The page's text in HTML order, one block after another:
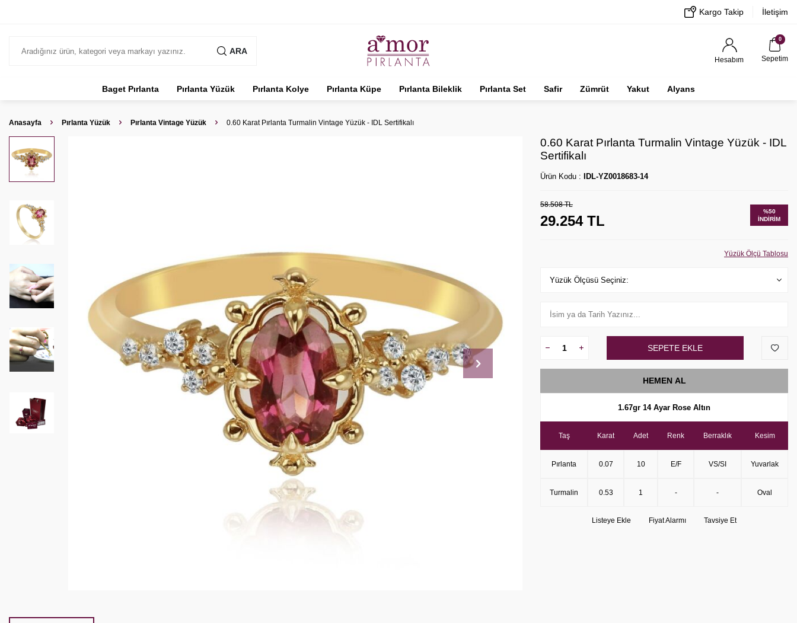
Kargo Takip İletişim
ARA
Hesabım
0
Sepetim
Baget Pırlanta Pırlanta Yüzük Pırlanta Kolye Pırlanta Küpe Pırlanta Bileklik Pırlanta Set Safir Zümrüt Yakut Alyans
Anasayfa Pırlanta Yüzük Pırlanta Vintage Yüzük 0.60 Karat Pırlanta Turmalin Vintage Yüzük - IDL Sertifikalı
0.60 Karat Pırlanta Turmalin Vintage Yüzük - IDL
Sertifikalı
Ürün Kodu : IDL-YZ0018683-14
58.508TL
29.254TL
%50
İNDIRIM
Yüzük Ölçü Tablosu
SEPETE EKLE
HEMEN AL
1.67gr 14 Ayar Rose Altın
Taş
Pırlanta
Turmalin
Karat
0.07
0.53
Adet
10
1
Renk
E/F
-
Berraklık
VS/SI
-
Kesim
Yuvarlak
Oval
Listeye Ekle Fiyat Alarmı Tavsiye Et